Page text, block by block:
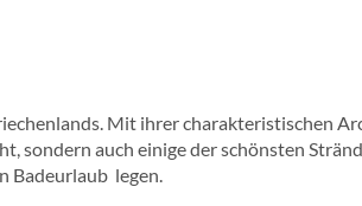
Mit ihrer charakteristischen
sondern auch einige der schönsten
Badeurlaub legen.